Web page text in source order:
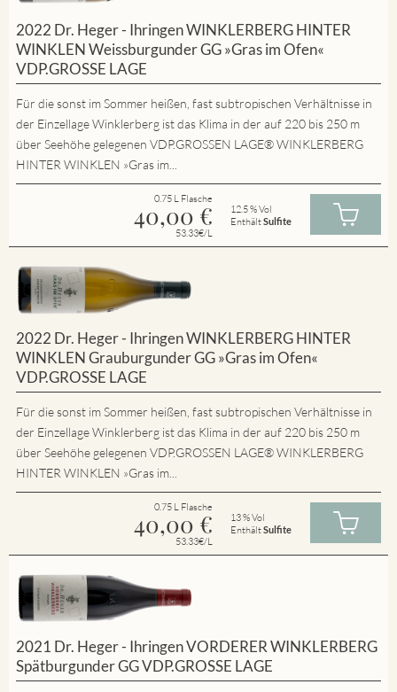
2022 Dr. Heger - Ihringen WINKLERBERG HINTER
WINKLEN Weissburgunder GG »Gras im Ofen«
VDP.GROSSE LAGE
Für die sonst im Sommer heißen, fast subtropischen Verhältnisse in
der Einzellage Winklerberg ist das Klima in der auf 220 bis 250 m
über Seehöhe gelegenen VDP.GROSSEN LAGE® WINKLERBERG
HINTER WINKLEN »Gras im...
0.75 L Flasche
40,00 €
53.33€/L
12.5 % Vol
EnthältSulfite
2022 Dr. Heger - Ihringen WINKLERBERG HINTER
WINKLEN Grauburgunder GG »Gras im Ofen«
VDP.GROSSE LAGE
Für die sonst im Sommer heißen, fast subtropischen Verhältnisse in
der Einzellage Winklerberg ist das Klima in der auf 220 bis 250 m
über Seehöhe gelegenen VDP.GROSSEN LAGE® WINKLERBERG
HINTER WINKLEN »Gras im...
0.75 L Flasche
40,00 €
53.33€/L
13 % Vol
EnthältSulfite
2021 Dr. Heger - Ihringen VORDERER WINKLERBERG
Spätburgunder GG VDP.GROSSE LAGE